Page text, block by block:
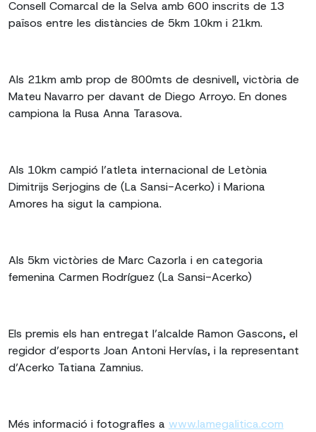
Consell Comarcal de la Selva amb 600 inscrits de 13
països entre les distàncies de 5km 10km i 21km.
Als 21km amb prop de 800mts de desnivell, victòria de
Mateu Navarro per davant de Diego Arroyo. En dones
campiona la Rusa Anna Tarasova.
Als 10km campió l’atleta internacional de Letònia
Dimitrijs Serjogins de (La Sansi-Acerko) i Mariona
Amores ha sigut la campiona.
Als 5km victòries de Marc Cazorla i en categoria
femenina Carmen Rodríguez (La Sansi-Acerko)
Els premis els han entregat l’alcalde Ramon Gascons, el
regidor d’esports Joan Antoni Hervías, i la representant
d’Acerko Tatiana Zamnius.
Més informació i fotografies a www.lamegalitica.com